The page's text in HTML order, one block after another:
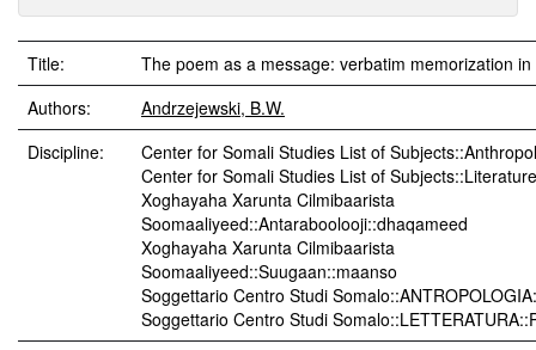
Title:
The poem as a message: verbatim memorization
Authors:
Andrzejewski, B.W.
Discipline:
Center for Somali Studies List of
Center for Somali Studies List of
Xoghayaha Xarunta Cilmibaarista
Soomaaliyeed::Antaraboolooji::dhaqameed
Xoghayaha Xarunta Cilmibaarista
Soomaaliyeed::Suugaan::maanso
Soggettario Centro Studi
Soggettario Centro Studi